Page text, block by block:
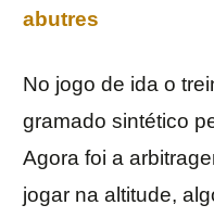
abutres
No jogo de ida o
gramado sintético
Agora foi a
jogar na altitude,